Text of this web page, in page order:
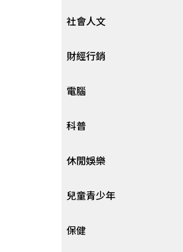
留學考試
學習法/考試方法
國中小參考書
日語
韓語
歐語
東南亞語
閩南語/台語
其他語言
中文
字辭典
百科、圖鑑
地圖集
其他工具書
社會人文
社會學、人文思想
法律
政治
軍事
哲學
歷史地理
財經行銷
行銷廣告
談判溝通
電子商務&趨勢
生涯規劃
經營管理、成功學
電腦
軟體
硬體
技能檢定
電玩攻略
科普
大自然動植物
天文地理
物理化學
休閒娛樂
體育運動
音樂、樂譜
兒童青少年
0~3歲
保健